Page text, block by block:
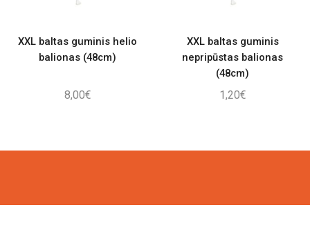
XXL baltas guminis helio
balionas (48cm)
8,00€
XXL baltas guminis
nepripūstas balionas
(48cm)
1,20€